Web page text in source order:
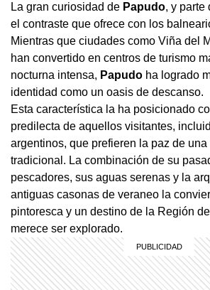
La gran curiosidad de Papudo, y parte
el contraste que ofrece con los
Mientras que ciudades como Viña del
han convertido en centros de turismo
nocturna intensa, Papudo ha logrado
identidad como un oasis de descanso.
Esta característica la ha posicionado
predilecta de aquellos visitantes,
argentinos, que prefieren la paz de
tradicional. La combinación de su
pescadores, sus aguas serenas y la
antiguas casonas de veraneo la
pintoresca y un destino de la Región
merece ser explorado.